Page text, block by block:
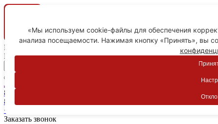
Ваш город
Пятигорск
Личный кабинет
8-800-775-59-89
8-800-775-59-89
+7 918 754-83-77
Заказать звонок
«Мы используем cookie-файлы для обеспечения
анализа посещаемости. Нажимая кнопку «Принять», вы